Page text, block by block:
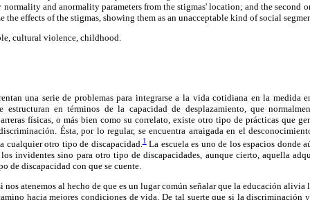
and anormality parameters from the stigmas' location; and the second
the effects of the stigmas, showing them as an unacceptable kind of social
cultural violence, childhood.
una serie de problemas para integrarse a la vida cotidiana en la medida
estructuran en términos de la capacidad de desplazamiento, que
físicas, o más bien como su correlato, existe otro tipo de prácticas que
Ésta, por lo regular, se encuentra arraigada en el
cualquier otro tipo de discapacidad.1La escuela es uno de los espacios donde
invidentes sino para otro tipo de discapacidades, aunque cierto, aquella
de discapacidad con que se cuente.
nos atenemos al hecho de que es un lugar común señalar que la educación alivia
hacia mejores condiciones de vida. De tal suerte que si la discriminación